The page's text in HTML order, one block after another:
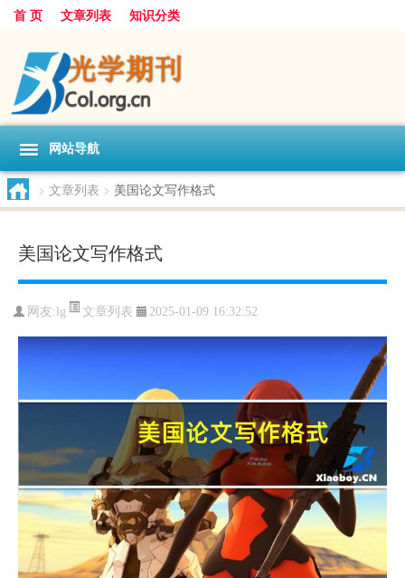
首 页 文章列表 知识分类
网站导航
> 文章列表 > 美国论文写作格式
美国论文写作格式
网友:lg 文章列表 2025-01-09 16:32:52